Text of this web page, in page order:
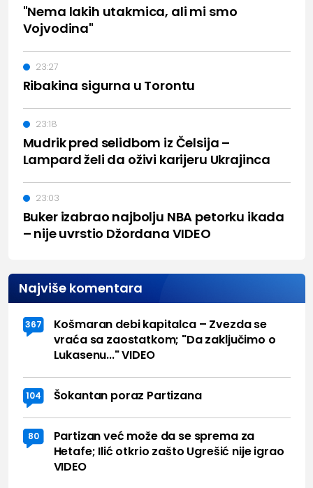
"Nema lakih utakmica, ali mi smo
Vojvodina"
Ribakina sigurna u Torontu
23:27
Mudrik pred selidbom iz Čelsija –
Lampard želi da oživi karijeru Ukrajinca
23:18
Buker izabrao najbolju NBA petorku ikada
– nije uvrstio Džordana VIDEO
23:03
Najviše komentara
367
Košmaran debi kapitalca – Zvezda se
vraća sa zaostatkom; "Da zaključimo o
Lukasenu..." VIDEO
104 Šokantan poraz Partizana
80
Partizan već može da se sprema za
Hetafe; Ilić otkrio zašto Ugrešić nije igrao
VIDEO